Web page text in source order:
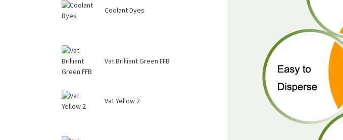
Coolant Dyes
Vat Brilliant Green FFB
Vat Yellow 2